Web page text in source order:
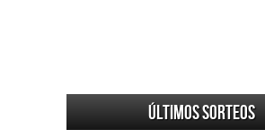
Últimos sorteos